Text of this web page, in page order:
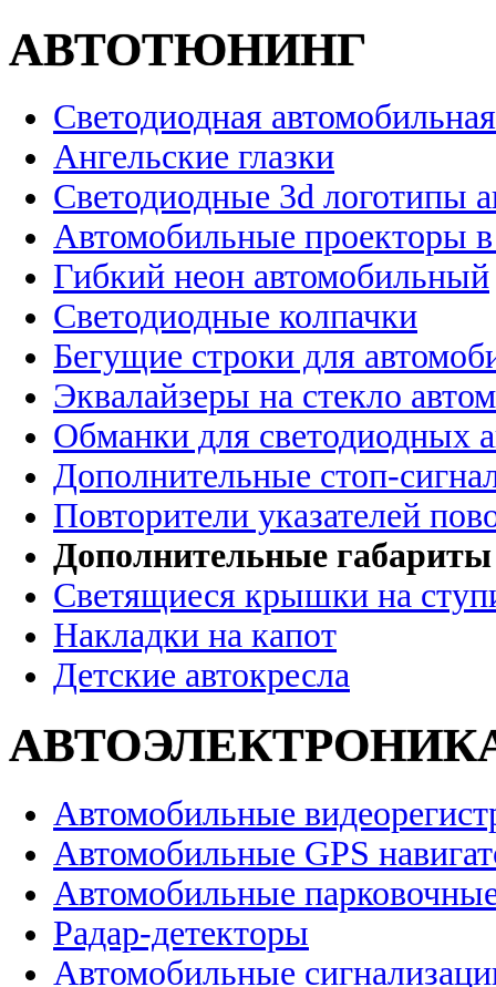
АВТОТЮНИНГ
Светодиодная
Ангельские глазки
Светодиодные 3d логотипы
Автомобильные проекторы
Гибкий неон автомобильный
Светодиодные колпачки
Бегущие строки для
Эквалайзеры на стекло
Обманки для светодиодных
Дополнительные стоп-
Повторители указателей
Дополнительные габариты
Светящиеся крышки на
Накладки на капот
Детские автокресла
Автомобильные
Автомобильные GPS
Автомобильные
Радар-детекторы
Автомобильные